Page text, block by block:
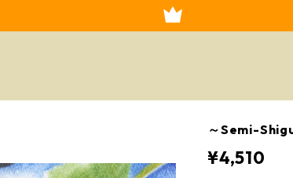
～Semi-
¥4,510